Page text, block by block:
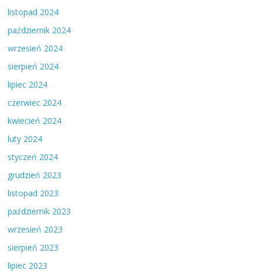
listopad 2024
październik 2024
wrzesień 2024
sierpień 2024
lipiec 2024
czerwiec 2024
kwiecień 2024
luty 2024
styczeń 2024
grudzień 2023
listopad 2023
październik 2023
wrzesień 2023
sierpień 2023
lipiec 2023